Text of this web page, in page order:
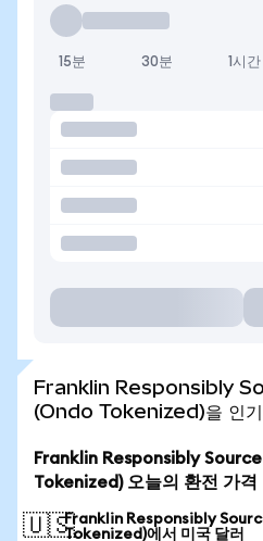
15분 30분 1시간
Franklin Responsibly
(Ondo Tokenized)을 인기
Franklin Responsibly
Tokenized) 오늘의 환전 가격
🇺🇸Franklin Responsibly
Tokenized)에서 미국 달러